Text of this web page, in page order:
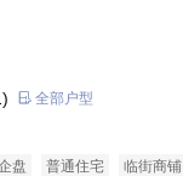
全部户型
盘 普通住宅 临街商铺